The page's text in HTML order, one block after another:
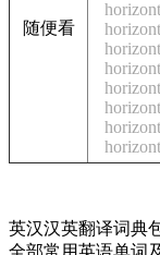
随便看
英汉汉英翻译词典
全部常用英语单词